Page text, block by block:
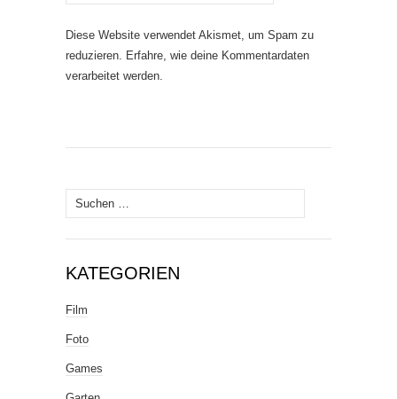
Diese Website verwendet Akismet, um Spam zu
reduzieren.
Erfahre, wie deine Kommentardaten
verarbeitet werden.
Suche
nach:
KATEGORIEN
Film
Foto
Games